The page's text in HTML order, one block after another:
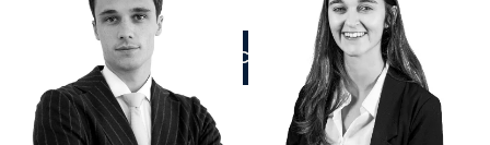
ZADZWOŃCIE DO NAS